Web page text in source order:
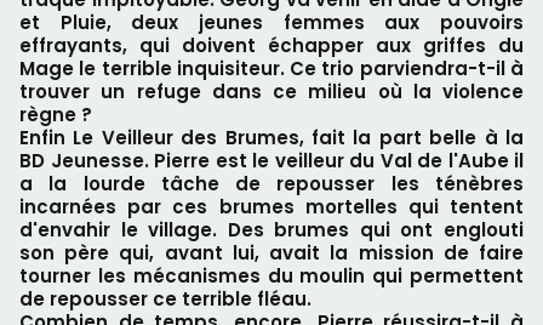
et Pluie, deux jeunes femmes aux pouvoirs
effrayants, qui doivent échapper aux griffes du
Mage le terrible inquisiteur. Ce trio parviendra-t-il à
trouver un refuge dans ce milieu où la violence
règne ?
Enfin Le Veilleur des Brumes, fait la part belle à la
BD Jeunesse. Pierre est le veilleur du Val de l'Aube il
a la lourde tâche de repousser les ténèbres
incarnées par ces brumes mortelles qui tentent
d'envahir le village. Des brumes qui ont englouti
son père qui, avant lui, avait la mission de faire
tourner les mécanismes du moulin qui permettent
de repousser ce terrible fléau.